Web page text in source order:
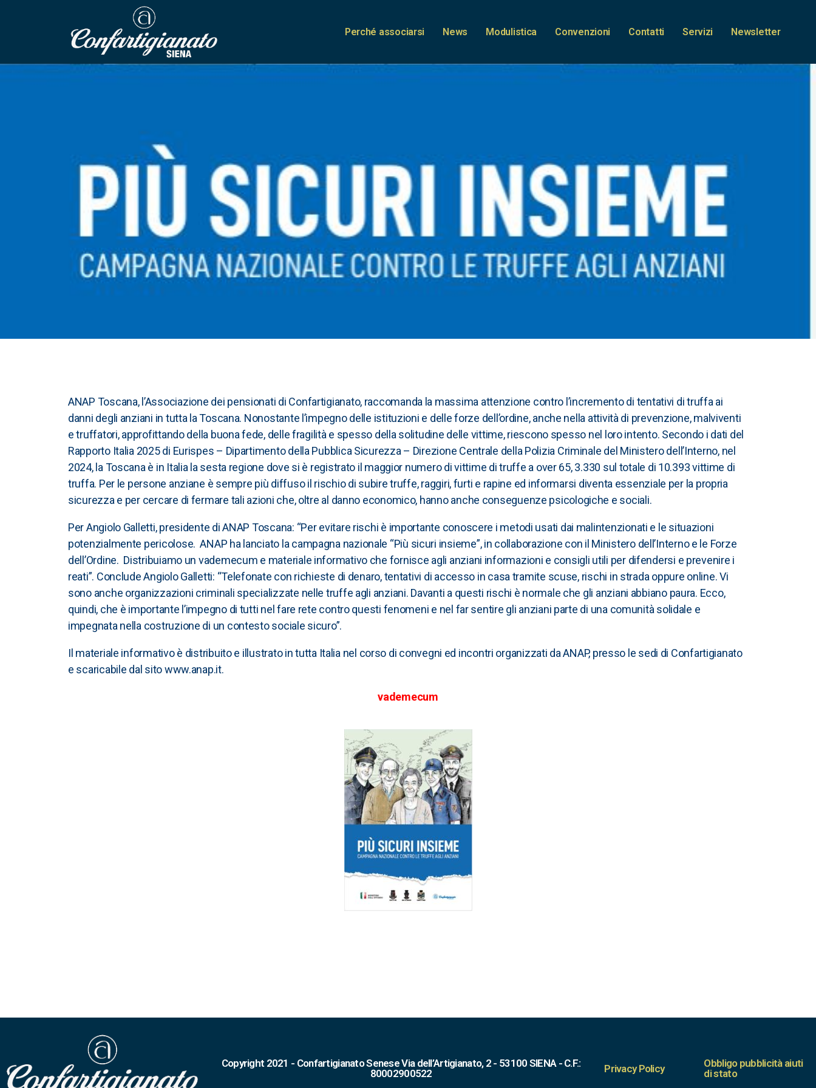
Perché associarsi News Modulistica Convenzioni Contatti Servizi Newsletter
ANAP Toscana, l’Associazione dei pensionati di Confartigianato, raccomanda la massima attenzione contro l’incremento di tentativi di truffa ai
danni degli anziani in tutta la Toscana. Nonostante l’impegno delle istituzioni e delle forze dell’ordine, anche nella attività di prevenzione, malviventi
e truffatori, approfittando della buona fede, delle fragilità e spesso della solitudine delle vittime, riescono spesso nel loro intento. Secondo i dati del
Rapporto Italia 2025 di Eurispes – Dipartimento della Pubblica Sicurezza – Direzione Centrale della Polizia Criminale del Ministero dell’Interno, nel
2024, la Toscana è in Italia la sesta regione dove si è registrato il maggior numero di vittime di truffe a over 65, 3.330 sul totale di 10.393 vittime di
truffa. Per le persone anziane è sempre più diffuso il rischio di subire truffe, raggiri, furti e rapine ed informarsi diventa essenziale per la propria
sicurezza e per cercare di fermare tali azioni che, oltre al danno economico, hanno anche conseguenze psicologiche e sociali.
Per Angiolo Galletti, presidente di ANAP Toscana: “Per evitare rischi è importante conoscere i metodi usati dai malintenzionati e le situazioni
potenzialmente pericolose. ANAP ha lanciato la campagna nazionale “Più sicuri insieme”, in collaborazione con il Ministero dell’Interno e le Forze
dell’Ordine. Distribuiamo un vademecum e materiale informativo che fornisce agli anziani informazioni e consigli utili per difendersi e prevenire i
reati”. Conclude Angiolo Galletti: “Telefonate con richieste di denaro, tentativi di accesso in casa tramite scuse, rischi in strada oppure online. Vi
sono anche organizzazioni criminali specializzate nelle truffe agli anziani. Davanti a questi rischi è normale che gli anziani abbiano paura. Ecco,
quindi, che è importante l’impegno di tutti nel fare rete contro questi fenomeni e nel far sentire gli anziani parte di una comunità solidale e
impegnata nella costruzione di un contesto sociale sicuro”.
Il materiale informativo è distribuito e illustrato in tutta Italia nel corso di convegni ed incontri organizzati da ANAP, presso le sedi di Confartigianato
e scaricabile dal sitowww.anap.it.
vademecum
Copyright 2021 - Confartigianato Senese Via dell’Artigianato, 2 - 53100 SIENA - C.F.:
80002900522
Privacy Policy
Obbligo pubblicità aiuti
di stato